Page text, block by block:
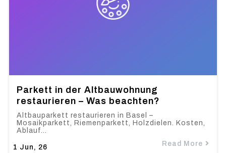
Parkett in der Altbauwohnung
restaurieren – Was beachten?
1 Jun, 26
Altbauparkett restaurieren in Basel –
Mosaikparkett, Riemenparkett, Holzdielen. Kosten,
Ablauf…
Read More